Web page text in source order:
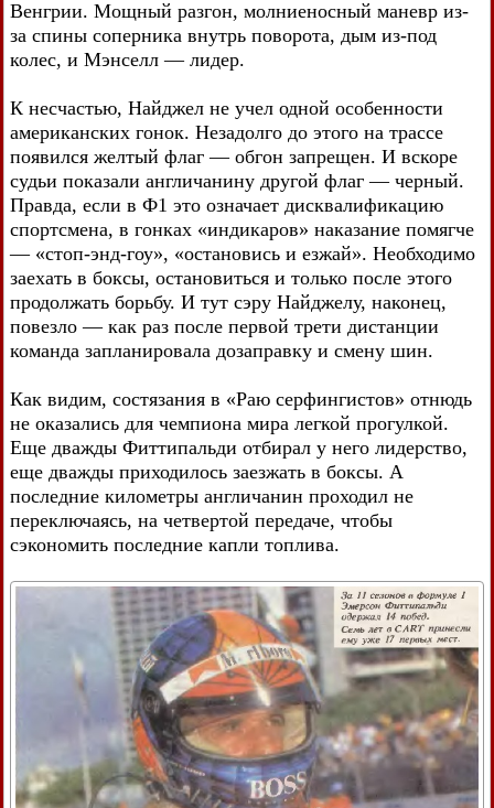
Венгрии. Мощный разгон, молниеносный маневр из-
за спины соперника внутрь поворота, дым из-под
колес, и Мэнселл — лидер.
К несчастью, Найджел не учел одной особенности
американских гонок. Незадолго до этого на трассе
появился желтый флаг — обгон запрещен. И вскоре
судьи показали англичанину другой флаг — черный.
Правда, если в Ф1 это означает дисквалификацию
спортсмена, в гонках «индикаров» наказание помягче
— «стоп-энд-гоу», «остановись и езжай». Необходимо
заехать в боксы, остановиться и только после этого
продолжать борьбу. И тут сэру Найджелу, наконец,
повезло — как раз после первой трети дистанции
команда запланировала дозаправку и смену шин.
Как видим, состязания в «Раю серфингистов» отнюдь
не оказались для чемпиона мира легкой прогулкой.
Еще дважды Фиттипальди отбирал у него лидерство,
еще дважды приходилось заезжать в боксы. А
последние километры англичанин проходил не
переключаясь, на четвертой передаче, чтобы
сэкономить последние капли топлива.